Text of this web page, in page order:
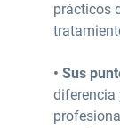
prácticos
• Sus
diferencia